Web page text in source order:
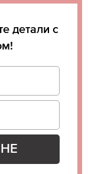
детали с